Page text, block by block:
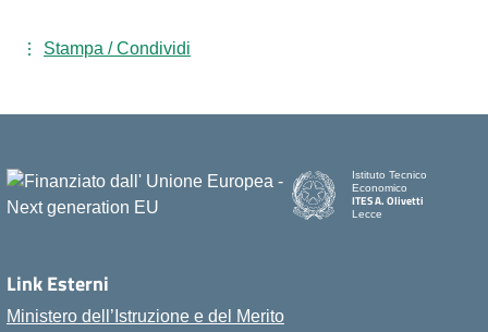
Stampa / Condividi
Istituto Tecnico
Economico
ITES A. Olivetti
Lecce
Link Esterni
Ministero dell’Istruzione e del Merito